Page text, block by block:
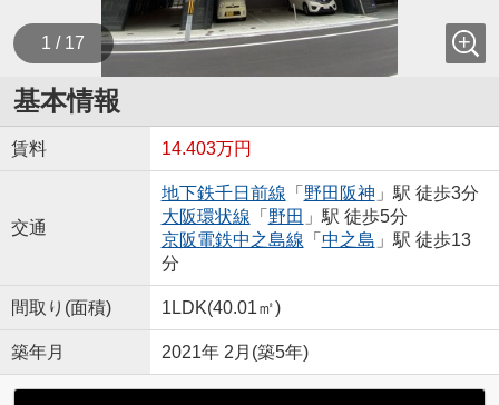
1 / 17
基本情報
賃料 14.403万円
交通
地下鉄千日前線 「 野田阪神 」駅 徒歩3分
大阪環状線 「 野田 」駅 徒歩5分
京阪電鉄中之島線 「 中之島 」駅 徒歩13
分
間取り(面積) 1LDK(40.01㎡)
築年月 2021年 2月(築5年)